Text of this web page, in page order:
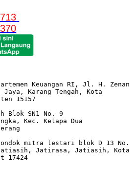
Keuangan RI, Jl. H. Zenan
Jaya, Karang Tengah, Kota
15157
Blok SN1 No. 9
Kec. Kelapa Dua
mitra lestari blok D 13 No.
Jatirasa, Jatiasih, Kota
17424